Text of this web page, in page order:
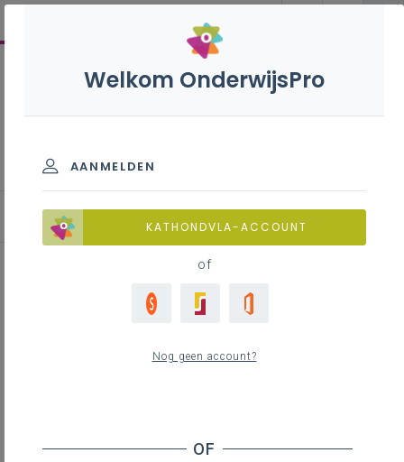
Concreet aan de slag
Afstemmen van het leertraject
reflectiedocumenten voor
Welkom OnderwijsPro
AANMELDEN
KATHONDVLA-ACCOUNT
of
Nog geen account?